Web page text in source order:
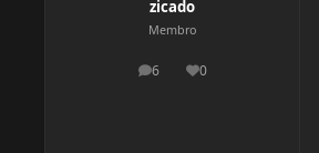
zicado
Membro
6
postagens
0
Reputação